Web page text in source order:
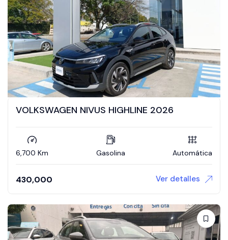
VOLKSWAGEN NIVUS HIGHLINE 2026
6,700 Km Gasolina Automática
430,000 Ver detalles